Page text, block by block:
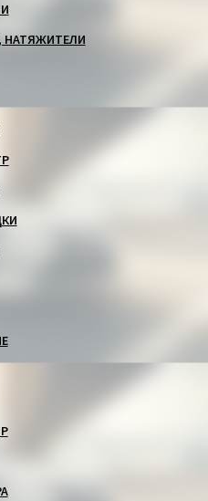
НАТЯЖИТЕЛИ